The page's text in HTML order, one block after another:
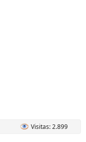
Visitas: 2.899